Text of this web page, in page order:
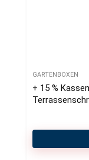
GARTENBOXEN
+ 15 %